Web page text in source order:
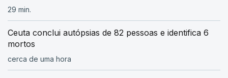
29 min.
Ceuta conclui autópsias de 82 pessoas e identifica 6
mortos
cerca de uma hora